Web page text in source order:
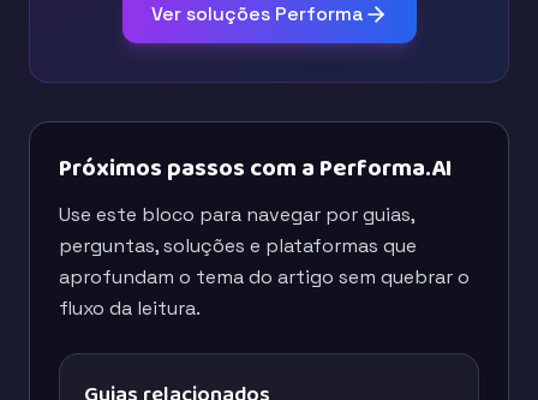
Ver soluções Performa
Próximos passos com a Performa.AI
Use este bloco para navegar por guias,
perguntas, soluções e plataformas que
aprofundam o tema do artigo sem quebrar o
fluxo da leitura.